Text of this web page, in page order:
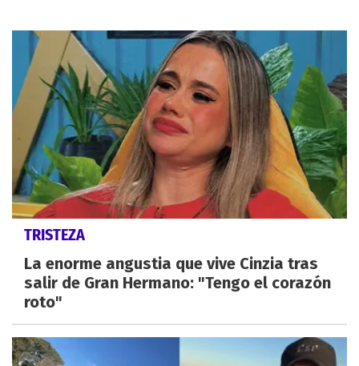
TRISTEZA
La enorme angustia que vive Cinzia tras
salir de Gran Hermano: "Tengo el corazón
roto"